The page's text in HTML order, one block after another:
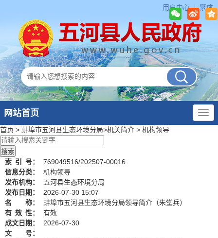
用户中心 繁体
网站首页
首页 > 蚌埠市五河县生态环境分局>机关简介 > 机构领导
索 引 号：
769049516/202507-00016
信息分类：
机构领导
发布机构：
五河县生态环境分局
发布日期：
2026-07-30 15:07
名 称：
蚌埠市五河县生态环境分局领导简介（朱堂兵）
有 效 性：
有效
成文日期：
2026-07-30
文 号：